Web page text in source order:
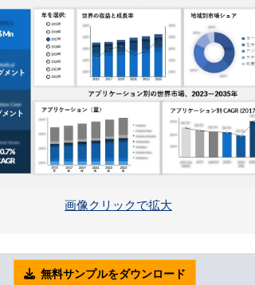
画像クリックで拡大
無料サンプルをダウンロード